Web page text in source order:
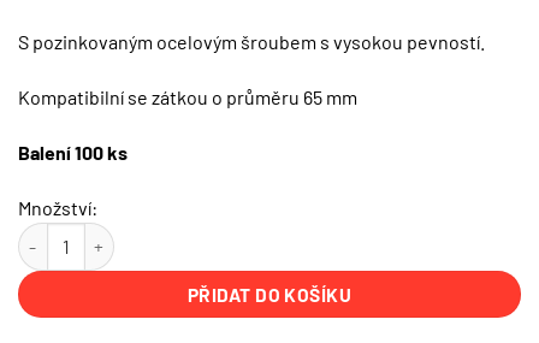
S pozinkovaným ocelovým šroubem s vysokou pevností.
Kompatibilní se zátkou o průměru 65 mm
Balení 100 ks
Množství:
Talířová teleskopická šroubovací hmoždinka 195 mm IsoFux
PŘIDAT DO KOŠÍKU